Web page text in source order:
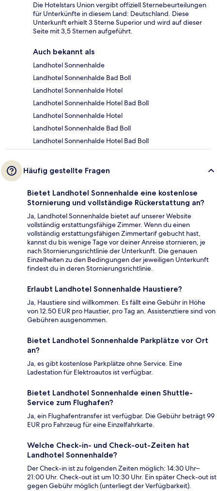
Die Hotelstars Union vergibt offiziell Sternebeurteilungen
für Unterkünfte in diesem Land: Deutschland. Diese
Unterkunft erhielt 3 Sterne Superior und wird auf dieser
Seite mit 3,5 Sternen aufgeführt.
Auch bekannt als
Landhotel Sonnenhalde
Landhotel Sonnenhalde Bad Boll
Landhotel Sonnenhalde Hotel
Landhotel Sonnenhalde Hotel Bad Boll
Landhotel Sonnenhalde Hotel
Landhotel Sonnenhalde Bad Boll
Landhotel Sonnenhalde Hotel Bad Boll
Häufig gestellte Fragen
Bietet Landhotel Sonnenhalde eine kostenlose
Stornierung und vollständige Rückerstattung an?
Ja, Landhotel Sonnenhalde bietet auf unserer Website
vollständig erstattungsfähige Zimmer. Wenn du einen
vollständig erstattungsfähigen Zimmertarif gebucht hast,
kannst du bis wenige Tage vor deiner Anreise stornieren, je
nach Stornierungsrichtlinie der Unterkunft. Die genauen
Einzelheiten zu den Bedingungen der jeweiligen Unterkunft
findest du in deren Stornierungsrichtlinie.
Erlaubt Landhotel Sonnenhalde Haustiere?
Ja, Haustiere sind willkommen. Es fällt eine Gebühr in Höhe
von 12.50 EUR pro Haustier, pro Tag an. Assistenztiere sind von
Gebühren ausgenommen.
Bietet Landhotel Sonnenhalde Parkplätze vor Ort
an?
Ja, es gibt kostenlose Parkplätze ohne Service. Eine
Ladestation für Elektroautos ist verfügbar.
Bietet Landhotel Sonnenhalde einen Shuttle-
Service zum Flughafen?
Ja, ein Flughafentransfer ist verfügbar. Die Gebühr beträgt 99
EUR pro Fahrzeug für eine Einzelfahrkarte.
Welche Check-in- und Check-out-Zeiten hat
Landhotel Sonnenhalde?
Der Check-in ist zu folgenden Zeiten möglich: 14:30 Uhr–
21:00 Uhr. Check-out ist um 10:30 Uhr. Ein später Check-out ist
gegen Gebühr möglich (unterliegt der Verfügbarkeit).